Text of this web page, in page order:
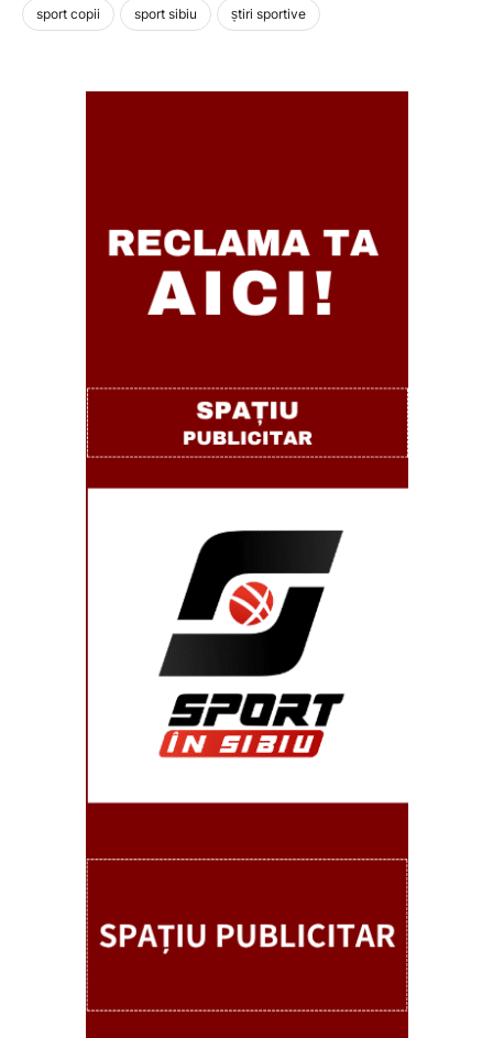
sport copii sport sibiu știri sportive